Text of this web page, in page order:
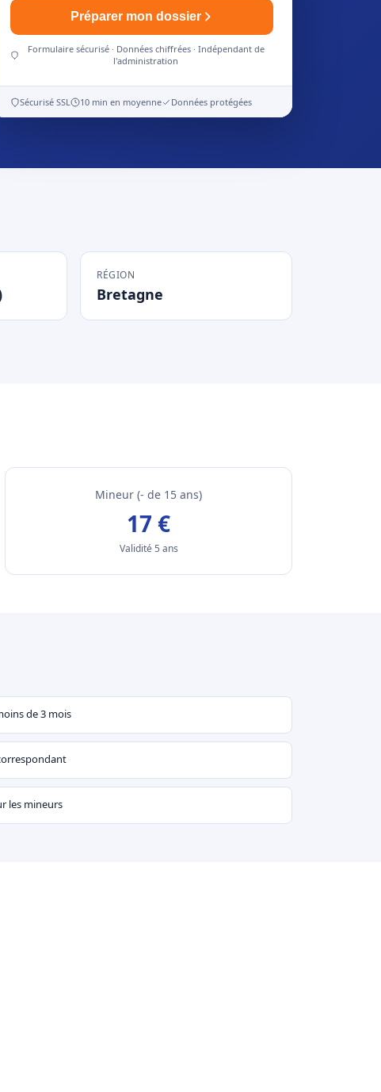
Préparer mon dossier
Formulaire sécurisé · Données chiffrées · Indépendant de
l'administration
Sécurisé SSL 10 min en moyenne Données protégées
RÉGION
Bretagne
Mineur (- de 15 ans)
17 €
Validité 5 ans
de 3 mois
les mineurs